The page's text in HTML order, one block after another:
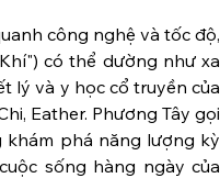
công nghệ và tốc độ,
có thể dường như xa
lý và y học cổ truyền của
Eather. Phương Tây gọi
khám phá năng lượng kỳ
sống hàng ngày của